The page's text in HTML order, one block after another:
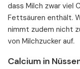
dass Milch zwar viel
Fettsäuren enthält.
nimmt zudem nicht
von Milchzucker auf.
Calcium in